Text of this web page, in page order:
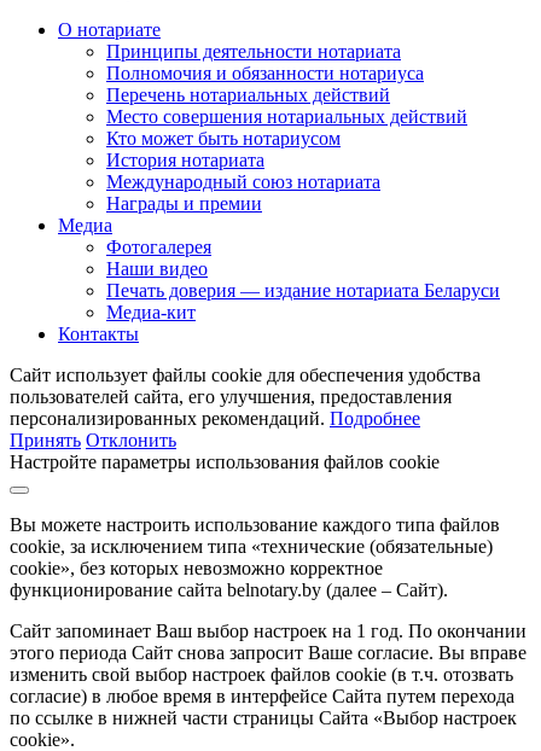
О нотариате
Принципы деятельности нотариата
Полномочия и обязанности нотариуса
Перечень нотариальных действий
Место совершения нотариальных действий
Кто может быть нотариусом
История нотариата
Международный союз нотариата
Награды и премии
Медиа
Фотогалерея
Наши видео
Печать доверия — издание нотариата Беларуси
Медиа-кит
Контакты
Сайт использует файлы cookie для обеспечения удобства
пользователей сайта, его улучшения, предоставления
персонализированных рекомендаций. Подробнее
Принять Отклонить
Настройте параметры использования файлов cookie
Вы можете настроить использование каждого типа файлов
cookie, за исключением типа «технические (обязательные)
cookie», без которых невозможно корректное
функционирование сайта belnotary.by (далее – Сайт).
Сайт запоминает Ваш выбор настроек на 1 год. По окончании
этого периода Сайт снова запросит Ваше согласие. Вы вправе
изменить свой выбор настроек файлов cookie (в т.ч. отозвать
согласие) в любое время в интерфейсе Сайта путем перехода
по ссылке в нижней части страницы Сайта «Выбор настроек
cookie».